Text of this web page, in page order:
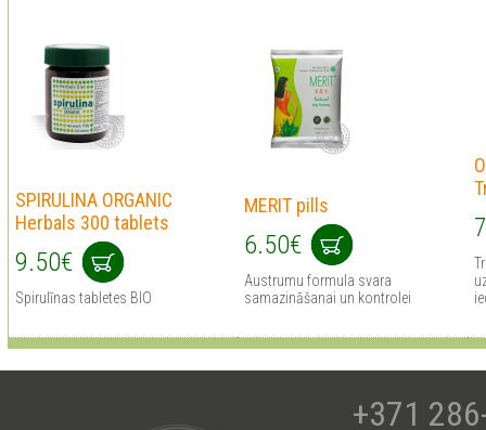
SPIRULINA ORGANIC
Herbals 300 tablets
9.50€
Spirulīnas tabletes BIO
MERIT pills
6.50€
Austrumu formula svara
samazināšanai un kontrolei
+371